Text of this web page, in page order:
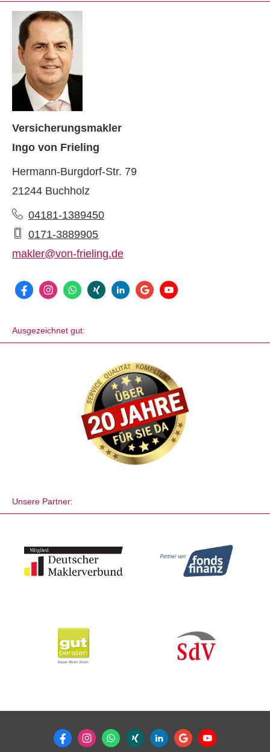
Ver­sicherungs­makler
Ingo von Frieling
Hermann-Burgdorf-Str. 79
21244 Buchholz
04181-1389450
0171-3889905
makler@von-frieling.de
Ausgezeichnet gut:
Unsere Partner: